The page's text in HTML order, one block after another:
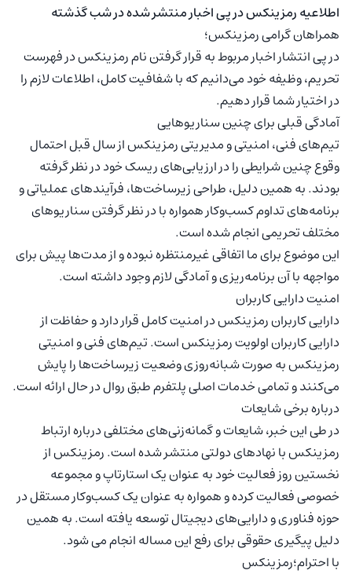
اطلاعیه رمزینکس در پی اخبار منتشر شده در شب گذشته
همراهان گرامی رمزینکس؛
در پی انتشار اخبار مربوط به قرار گرفتن نام رمزینکس در فهرست
تحریم‌، وظیفه خود می‌دانیم که با شفافیت کامل، اطلاعات لازم را
در اختیار شما قرار دهیم.
آمادگی قبلی برای چنین سناریوهایی
تیم‌های فنی، امنیتی و مدیریتی رمزینکس از سال‌ قبل احتمال
وقوع چنین شرایطی را در ارزیابی‌های ریسک خود در نظر گرفته
بودند. به همین دلیل، طراحی زیرساخت‌ها، فرآیندهای عملیاتی و
برنامه‌های تداوم کسب‌وکار همواره با در نظر گرفتن سناریوهای
مختلف تحریمی انجام شده است.
این موضوع برای ما اتفاقی غیرمنتظره نبوده و از مدت‌ها پیش برای
مواجهه با آن برنامه‌ریزی و آمادگی لازم وجود داشته است.
امنیت دارایی کاربران
دارایی کاربران رمزینکس در امنیت کامل قرار دارد و حفاظت از
دارایی کاربران اولویت رمزینکس است. تیم‌های فنی و امنیتی
رمزینکس به صورت شبانه‌روزی وضعیت زیرساخت‌ها را پایش
می‌کنند و تمامی خدمات اصلی پلتفرم طبق روال در حال ارائه است.
درباره برخی شایعات
در طی این خبر، شایعات و گمانه‌زنی‌های مختلفی درباره ارتباط
رمزینکس با نهادهای دولتی منتشر شده است. رمزینکس از
نخستین روز فعالیت خود به عنوان یک استارتاپ و مجموعه
خصوصی فعالیت کرده و همواره به عنوان یک کسب‌وکار مستقل در
حوزه فناوری و دارایی‌های دیجیتال توسعه یافته است. به همین
دلیل پیگیری حقوقی برای رفع این مساله انجام می شود.
با احترام؛رمزینکس